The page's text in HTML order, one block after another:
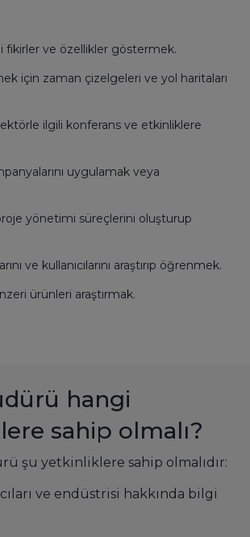
fikirler ve özellikler göstermek.
için zaman çizelgeleri ve yol haritaları
ilgili konferans ve etkinliklere
uygulamak veya
yönetimi süreçlerini oluşturup
ve kullanıcılarını araştırıp öğrenmek.
ürünleri araştırmak.
hangi
sahip olmalı?
şu yetkinliklere sahip olmalıdır:
ve endüstrisi hakkında bilgi